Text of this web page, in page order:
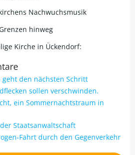
Nachwuchsmusik
hinweg
Kirche in Ückendorf:
geht den nächsten Schritt
sollen verschwinden.
ein Sommernachtstraum in
Staatsanwaltschaft
Fahrt durch den Gegenverkehr